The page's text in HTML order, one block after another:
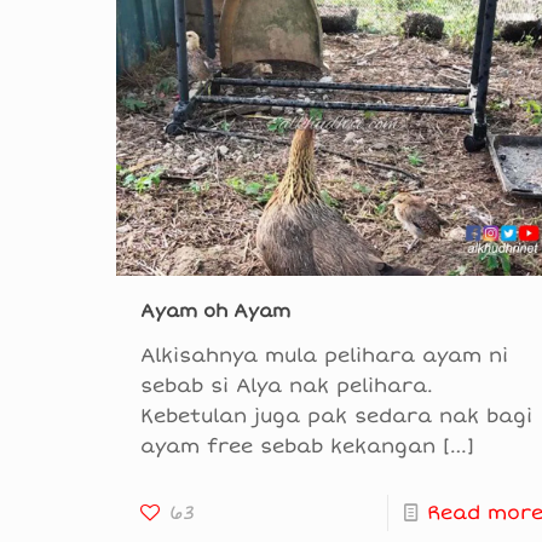
Ayam oh Ayam
Alkisahnya mula pelihara ayam ni
sebab si Alya nak pelihara.
Kebetulan juga pak sedara nak bagi
ayam free sebab kekangan […]
63 Read